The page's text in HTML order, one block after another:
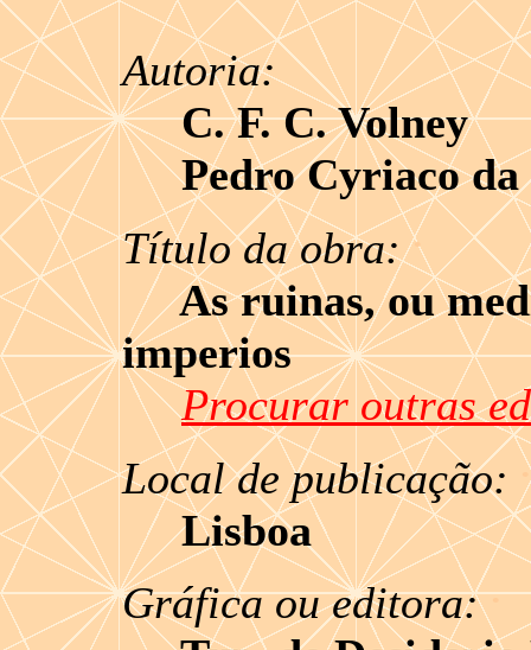
Autoria:
C. F. C. Volney
Pedro Cyriaco da
Título da obra:.
As ruinas, ou
imperios
Procurar outras
Local de publicação:
Lisboa
Gráfica ou editora:.